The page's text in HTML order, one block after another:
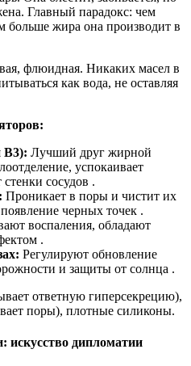
Главный парадокс: чем
больше жира она производит в
флюидная. Никаких масел в
как вода, не оставляя
В3): Лучший друг жирной
успокаивает
сосудов .
Проникает в поры и чистит их
черных точек .
воспаления, обладают
.
Регулируют обновление
и защиты от солнца .
ответную гиперсекрецию),
поры), плотные силиконы.
искусство дипломатии